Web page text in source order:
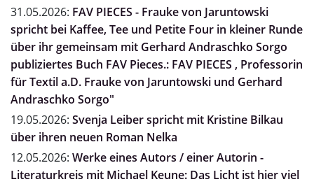
31.05.2026: FAV PIECES - Frauke von Jaruntowski
spricht bei Kaffee, Tee und Petite Four in kleiner Runde
über ihr gemeinsam mit Gerhard Andraschko Sorgo
publiziertes Buch FAV Pieces.: FAV PIECES , Professorin
für Textil a.D. Frauke von Jaruntowski und Gerhard
Andraschko Sorgo"
19.05.2026: Svenja Leiber spricht mit Kristine Bilkau
über ihren neuen Roman Nelka
12.05.2026: Werke eines Autors / einer Autorin -
Literaturkreis mit Michael Keune: Das Licht ist hier viel